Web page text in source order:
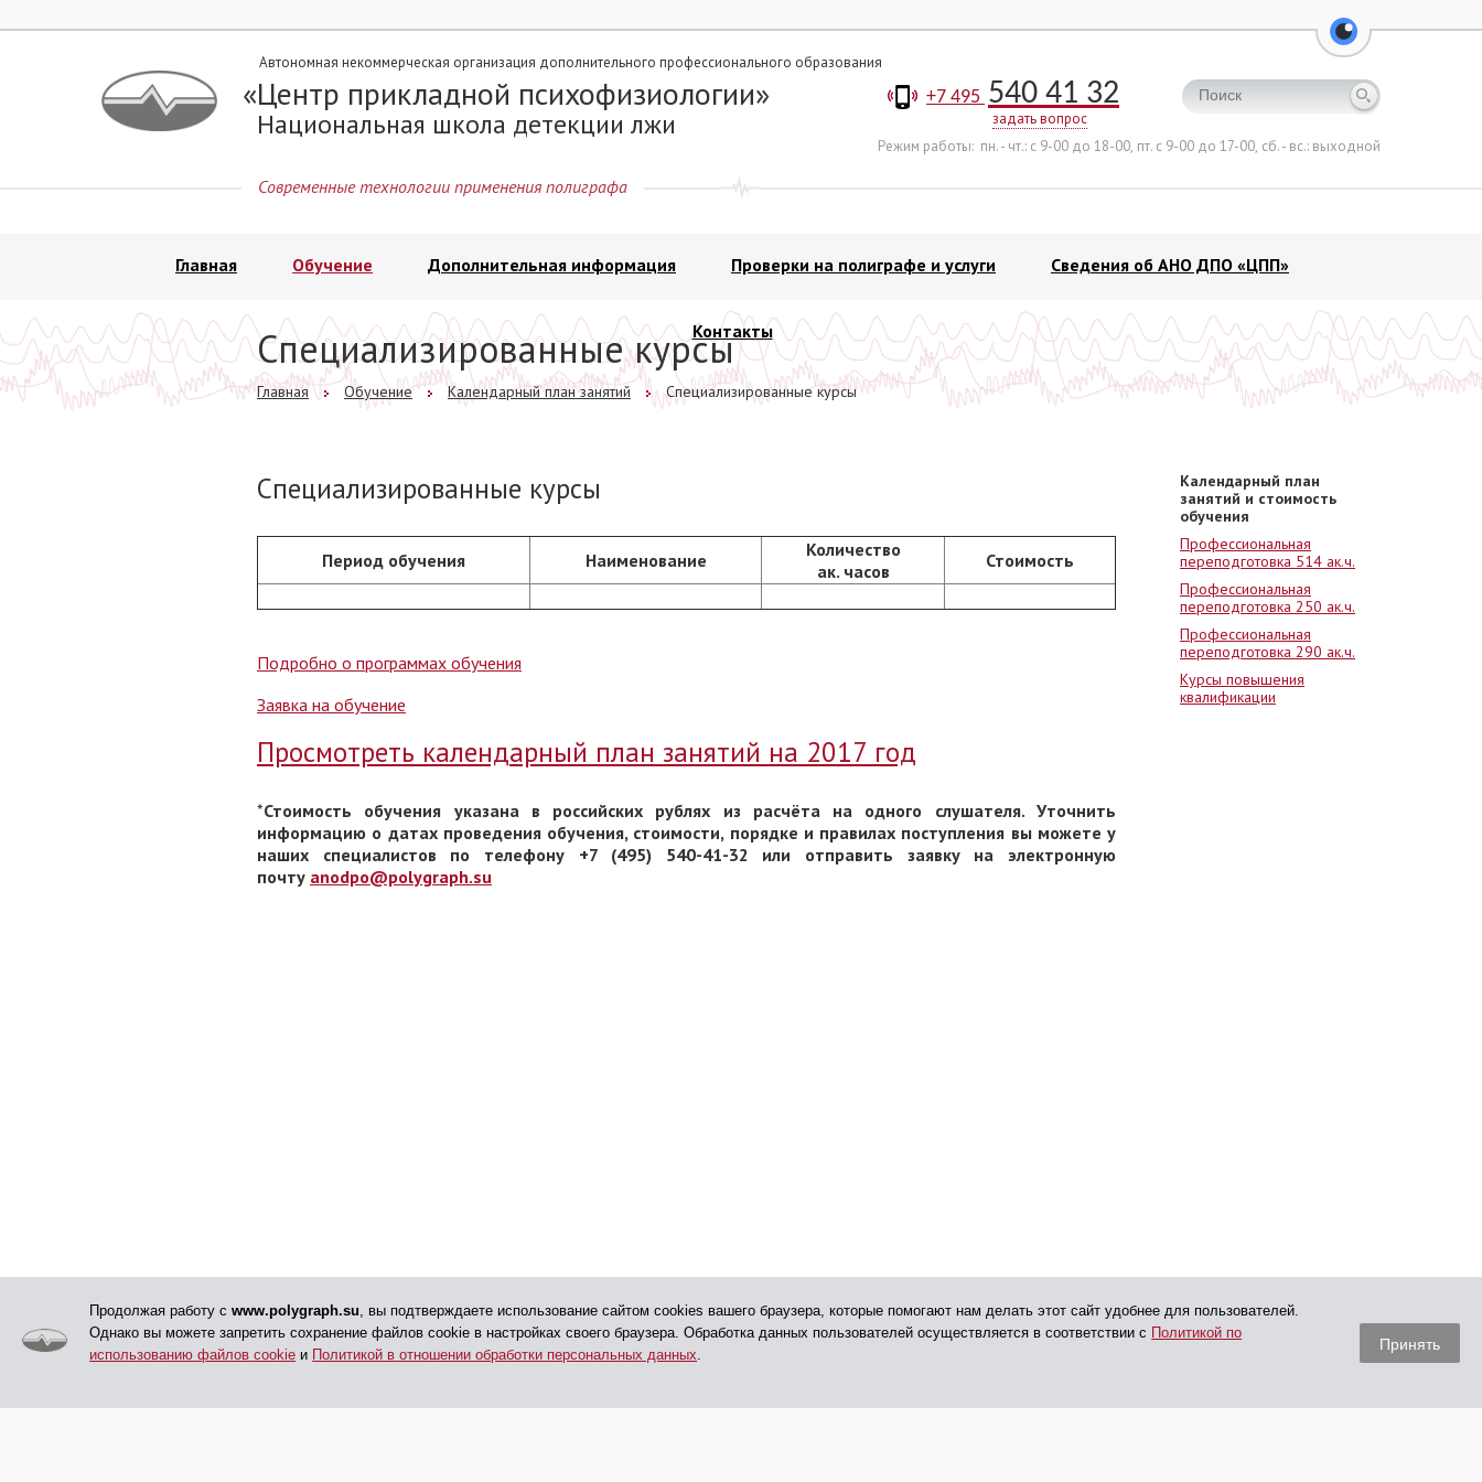
перейти на
+7 495 540 41 32
задать вопрос
Автономная некоммерческая организация дополнительного профессионального образования
Центр прикладной психофизиологии
Национальная школа детекции лжи
Режим работы: пн. - чт.: с 9-00 до 18-00, пт. с 9-00 до 17-00, сб. - вс.: выходной
Современные технологии применения полиграфа
Главная Обучение Дополнительная информация Проверки на полиграфе и услуги Сведения об АНО ДПО «ЦПП»
Контакты
Специализированные курсы
Главная Обучение Календарный план занятий Специализированные курсы
Календарный план
занятий и стоимость
обучения
Профессиональная
переподготовка 514 ак.ч.
Профессиональная
переподготовка 250 ак.ч.
Профессиональная
переподготовка 290 ак.ч.
Курсы повышения
квалификации
Специализированные курсы
Период обучения Наименование
Количество
ак. часов
Стоимость
Подробно о программах обучения
Заявка на обучение
Просмотреть календарный план занятий на 2017 год
*Стоимость обучения указана в российских рублях из расчёта на одного слушателя. Уточнить
информацию о датах проведения обучения, стоимости, порядке и правилах поступления вы можете у
наших специалистов по телефону +7 (495) 540-41-32 или отправить заявку на электронную
почту anodpo@polygraph.su
Продолжая работу сwww.polygraph.su, вы подтверждаете использование сайтом cookies вашего браузера, которые помогают нам делать этот сайт удобнее для пользователей.
Однако вы можете запретить сохранение файлов cookie в настройках своего браузера. Обработка данных пользователей осуществляется в соответствии с Политикой по
использованию файлов cookie и Политикой в отношении обработки персональных данных.
Принять